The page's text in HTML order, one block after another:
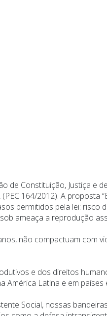
de Constituição, Justiça e
164/2012). A proposta
permitidos pela lei:
ameaça a reprodução
não compactuam com
e dos direitos
América Latina e em países
Social, nossas